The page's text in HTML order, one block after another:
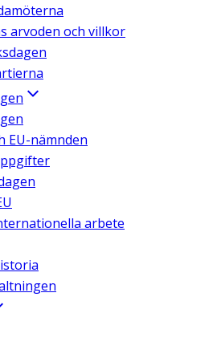
arvoden och villkor
EU-nämnden
arbete